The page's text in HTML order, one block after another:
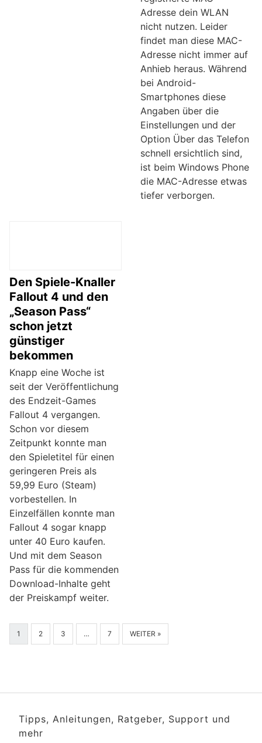
Adresse dein WLAN
nicht nutzen. Leider
findet man diese MAC-
Adresse nicht immer auf
Anhieb heraus. Während
bei Android-
Smartphones diese
Angaben über die
Einstellungen und der
Option Über das Telefon
schnell ersichtlich sind,
ist beim Windows Phone
die MAC-Adresse etwas
tiefer verborgen.
Den Spiele-Knaller
Fallout 4 und den
„Season Pass“
schon jetzt
günstiger
bekommen
Knapp eine Woche ist
seit der Veröffentlichung
des Endzeit-Games
Fallout 4 vergangen.
Schon vor diesem
Zeitpunkt konnte man
den Spieletitel für einen
geringeren Preis als
59,99 Euro (Steam)
vorbestellen. In
Einzelfällen konnte man
Fallout 4 sogar knapp
unter 40 Euro kaufen.
Und mit dem Season
Pass für die kommenden
Download-Inhalte geht
der Preiskampf weiter.
1 2 3 … 7 WEITER »
Tipps, Anleitungen, Ratgeber, Support und
mehr